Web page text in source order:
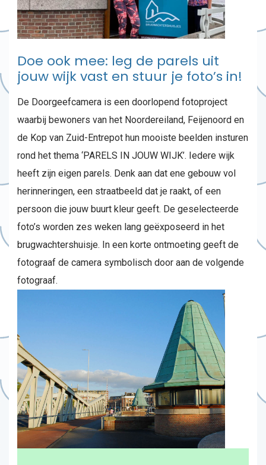
Doe ook mee: leg de parels uit
jouw wijk vast en stuur je foto’s in!
De Doorgeefcamera is een doorlopend fotoproject
waarbij bewoners van het Noordereiland, Feijenoord en
de Kop van Zuid-Entrepot hun mooiste beelden insturen
rond het thema ‘PARELS IN JOUW WIJK’. Iedere wijk
heeft zijn eigen parels. Denk aan dat ene gebouw vol
herinneringen, een straatbeeld dat je raakt, of een
persoon die jouw buurt kleur geeft. De geselecteerde
foto’s worden zes weken lang geëxposeerd in het
brugwachtershuisje. In een korte ontmoeting geeft de
fotograaf de camera symbolisch door aan de volgende
fotograaf.